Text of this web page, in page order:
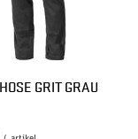
GRIT GRAU